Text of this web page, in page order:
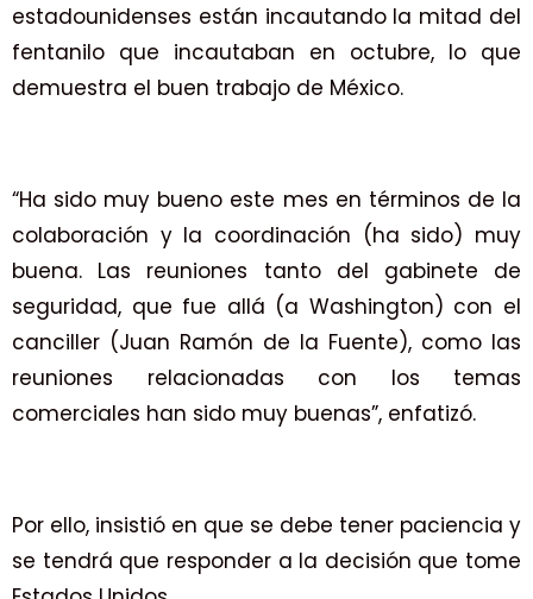
estadounidenses están incautando la mitad del
fentanilo que incautaban en octubre, lo que
demuestra el buen trabajo de México.
“Ha sido muy bueno este mes en términos de la
colaboración y la coordinación (ha sido) muy
buena. Las reuniones tanto del gabinete de
seguridad, que fue allá (a Washington) con el
canciller (Juan Ramón de la Fuente), como las
reuniones relacionadas con los temas
comerciales han sido muy buenas”, enfatizó.
Por ello, insistió en que se debe tener paciencia y
se tendrá que responder a la decisión que tome